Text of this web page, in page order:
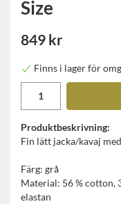
Size
849 kr
Finns i lager för
Produktbeskrivning:
Fin lätt jacka/kavaj
Färg: grå
Material: 56 % cotton,
elastan